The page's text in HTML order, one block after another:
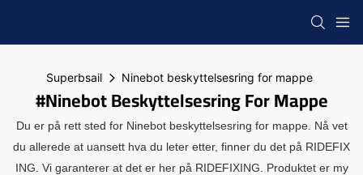
Superbsail Ninebot beskyttelsesring for mappe
#Ninebot Beskyttelsesring For Mappe
Du er på rett sted for Ninebot beskyttelsesring for mappe. Nå vet
du allerede at uansett hva du leter etter, finner du det på RIDEFIX
ING. Vi garanterer at det er her på RIDEFIXING. Produktet er my